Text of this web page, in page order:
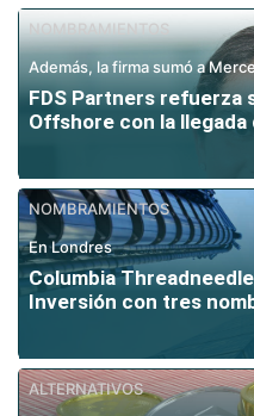
NOMBRAMIENTOS
Además, la firma sumó a
FDS Partners refuerza
Offshore con la llegada
NOMBRAMIENTOS
En Londres
Columbia
Inversión con tres
ALTERNATIVOS